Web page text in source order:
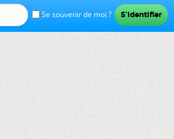
Se souvenir de moi ?